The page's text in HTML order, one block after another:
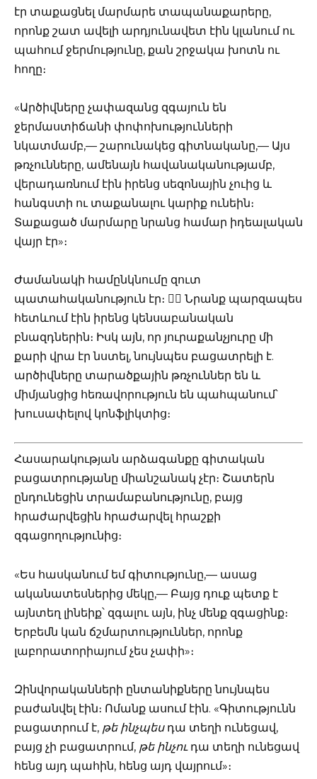
էր տաքացնել մարմարե տապանաքարերը,
որոնք շատ ավելի արդյունավետ էին կլանում ու
պահում ջերմությունը, քան շրջակա խոտն ու
հողը։
«Արծիվները չափազանց զգայուն են
ջերմաստիճանի փոփոխությունների
նկատմամբ,— շարունակեց գիտնականը,— Այս
թռչունները, ամենայն հավանականությամբ,
վերադառնում էին իրենց սեզոնային չուից և
հանգստի ու տաքանալու կարիք ունեին։
Տաքացած մարմարը նրանց համար իդեալական
վայր էր»։
Ժամանակի համընկնումը զուտ
պատահականություն էր։ 🤷‍♀️ Նրանք պարզապես
հետևում էին իրենց կենսաբանական
բնազդներին։ Իսկ այն, որ յուրաքանչյուրը մի
քարի վրա էր նստել, նույնպես բացատրելի է.
արծիվները տարածքային թռչուններ են և
միմյանցից հեռավորություն են պահպանում՝
խուսափելով կոնֆլիկտից։
Հասարակության արձագանքը գիտական
բացատրությանը միանշանակ չէր։ Շատերն
ընդունեցին տրամաբանությունը, բայց
հրաժարվեցին հրաժարվել հրաշքի
զգացողությունից։
«Ես հասկանում եմ գիտությունը,— ասաց
ականատեսներից մեկը,— Բայց դուք պետք է
այնտեղ լինեիք՝ զգալու այն, ինչ մենք զգացինք։
Երբեմն կան ճշմարտություններ, որոնք
լաբորատորիայում չես չափի»։
Զինվորականների ընտանիքները նույնպես
բաժանվել էին։ Ոմանք ասում էին. «Գիտությունն
բացատրում է, թե ինչպեսդա տեղի ունեցավ,
բայց չի բացատրում, թե ինչուդա տեղի ունեցավ
հենց այդ պահին, հենց այդ վայրում»։